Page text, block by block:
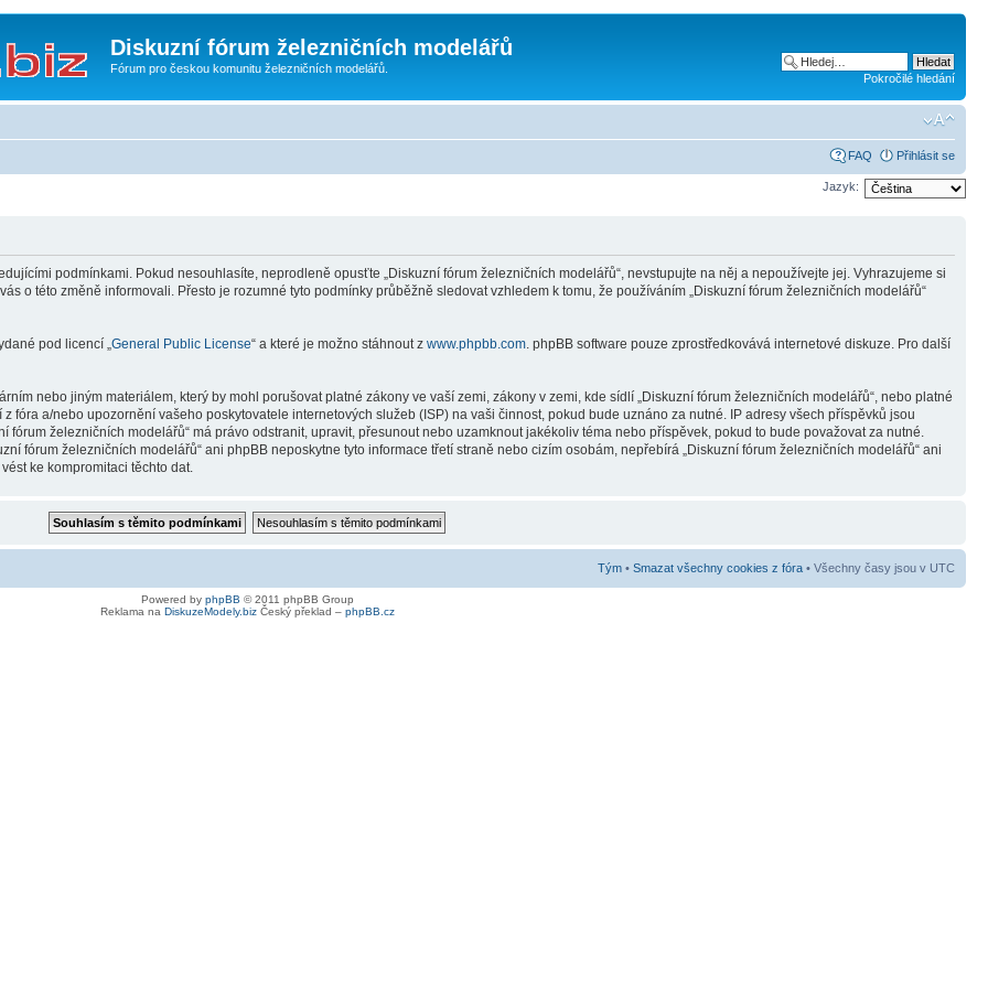
Diskuzní fórum železničních modelářů
Fórum pro českou komunitu železničních modelářů.
Pokročilé hledání
FAQ Přihlásit se
Jazyk:
podmínkami. Pokud nesouhlasíte, neprodleně opusťte „Diskuzní fórum železničních modelářů“, nevstupujte na něj a nepoužívejte jej. Vyhrazujeme si
o této změně informovali. Přesto je rozumné tyto podmínky průběžně sledovat vzhledem k tomu, že používáním „Diskuzní fórum železničních modelářů“
pod licencí „General Public License“ a které je možno stáhnout z www.phpbb.com. phpBB software pouze zprostředkovává internetové diskuze. Pro další
nebo jiným materiálem, který by mohl porušovat platné zákony ve vaší zemi, zákony v zemi, kde sídlí „Diskuzní fórum železničních modelářů“, nebo platné
fóra a/nebo upozornění vašeho poskytovatele internetových služeb (ISP) na vaši činnost, pokud bude uznáno za nutné. IP adresy všech příspěvků jsou
železničních modelářů“ má právo odstranit, upravit, přesunout nebo uzamknout jakékoliv téma nebo příspěvek, pokud to bude považovat za nutné.
fórum železničních modelářů“ ani phpBB neposkytne tyto informace třetí straně nebo cizím osobám, nepřebírá „Diskuzní fórum železničních modelářů“ ani
ke kompromitaci těchto dat.
Tým • Smazat všechny cookies z fóra • Všechny časy jsou v UTC
Powered by phpBB © 2011 phpBB Group
Reklama na DiskuzeModely.bizČeský překlad – phpBB.cz